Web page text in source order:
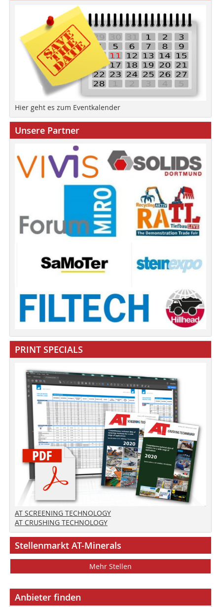
Hier geht es zum Eventkalender
Unsere Partner
PRINT SPECIALS
AT SCREENING TECHNOLOGY
AT CRUSHING TECHNOLOGY
Stellenmarkt AT-Minerals
Mehr Stellen
Anbieter finden